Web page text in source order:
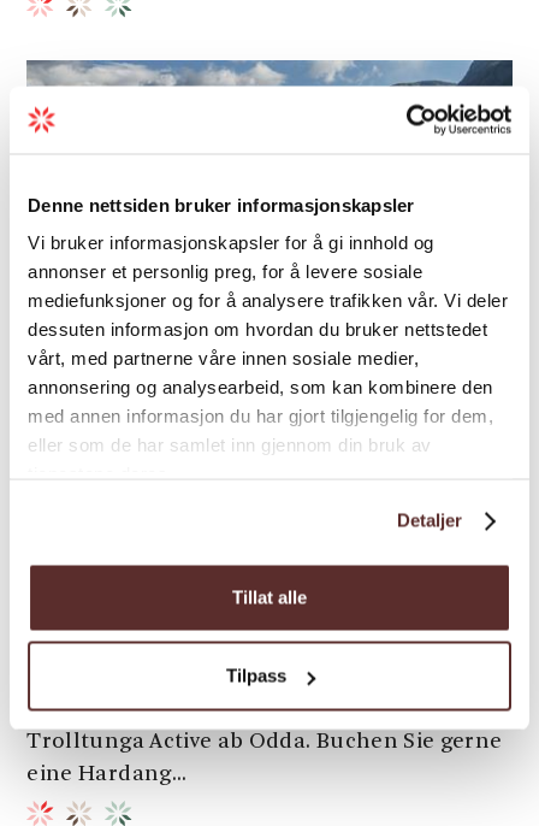
Denne nettsiden bruker informasjonskapsler
Vi bruker informasjonskapsler for å gi innhold og
annonser et personlig preg, for å levere sosiale
mediefunksjoner og for å analysere trafikken vår. Vi deler
dessuten informasjon om hvordan du bruker nettstedet
vårt, med partnerne våre innen sosiale medier,
annonsering og analysearbeid, som kan kombinere den
med annen informasjon du har gjort tilgjengelig for dem,
eller som de har samlet inn gjennom din bruk av
Detaljer
Tillat alle
Tilpass
Abenteuer | Auf Flüssen und Seen |
RIB Schnellboot Fjord Safari
mit Cidre Probe - Trolltunga …
Erleben sie den Hardangerfjord, die
umliegende Berglandschaft, Wasserfälle, den
Folgefonna Gletscher und Hardanger Kultur
auf einer RIB Boot Fjord Safari mit
Trolltunga Active ab Odda. Buchen Sie gerne
eine Hardang...